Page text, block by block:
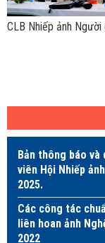
CLB Nhiếp ảnh
Bản thông báo
viên Hội Nhiếp
2025.
Các công tác
liên hoan ảnh
2022